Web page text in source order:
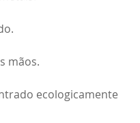
mãos.
ecologicamente